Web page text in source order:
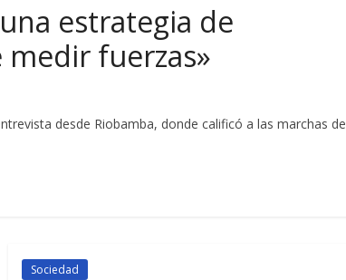
estrategia de
fuerzas»
desde Riobamba, donde calificó a las marchas de
Sociedad